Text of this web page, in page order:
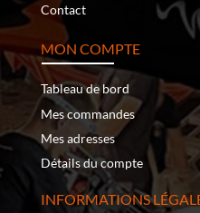
Contact
MON COMPTE
Tableau de bord
Mes commandes
Mes adresses
Détails du compte
INFORMATIONS